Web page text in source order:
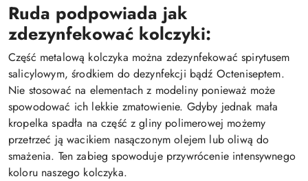
Ruda podpowiada jak
zdezynfekować kolczyki:
Część metalową kolczyka można zdezynfekować spirytusem
salicylowym, środkiem do dezynfekcji bądź Octeniseptem.
Nie stosować na elementach z modeliny ponieważ może
spowodować ich lekkie zmatowienie. Gdyby jednak mała
kropelka spadła na część z gliny polimerowej możemy
przetrzeć ją wacikiem nasączonym olejem lub oliwą do
smażenia. Ten zabieg spowoduje przywrócenie intensywnego
koloru naszego kolczyka.